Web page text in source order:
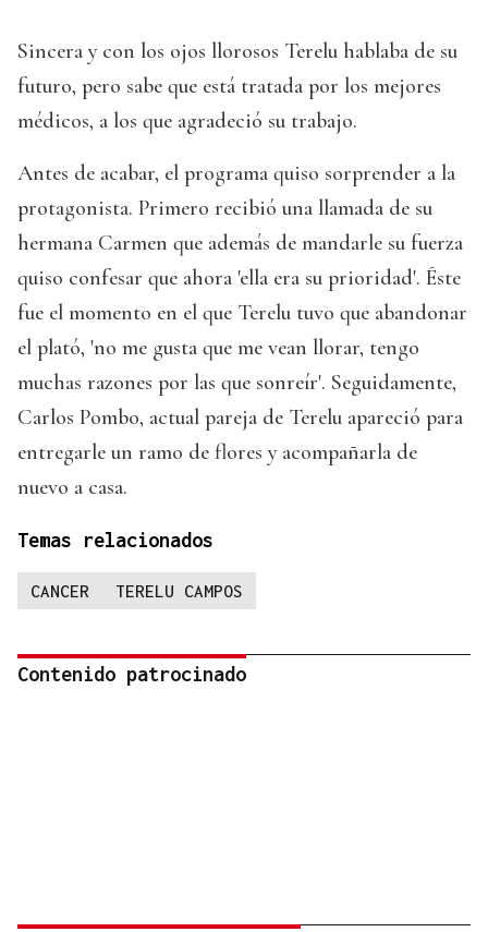
Sincera y con los ojos llorosos Terelu hablaba de su
futuro, pero sabe que está tratada por los mejores
médicos, a los que agradeció su trabajo.
Antes de acabar, el programa quiso sorprender a la
protagonista. Primero recibió una llamada de su
hermana Carmen que además de mandarle su fuerza
quiso confesar que ahora 'ella era su prioridad'. Éste
fue el momento en el que Terelu tuvo que abandonar
el plató, 'no me gusta que me vean llorar, tengo
muchas razones por las que sonreír'. Seguidamente,
Carlos Pombo, actual pareja de Terelu apareció para
entregarle un ramo de flores y acompañarla de
nuevo a casa.
Temas relacionados
CANCER TERELU CAMPOS
Contenido patrocinado